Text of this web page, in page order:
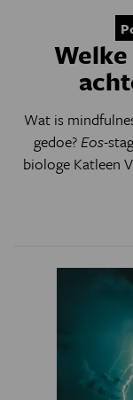
Wat is
gedoe?Eos-
biologe Katleen